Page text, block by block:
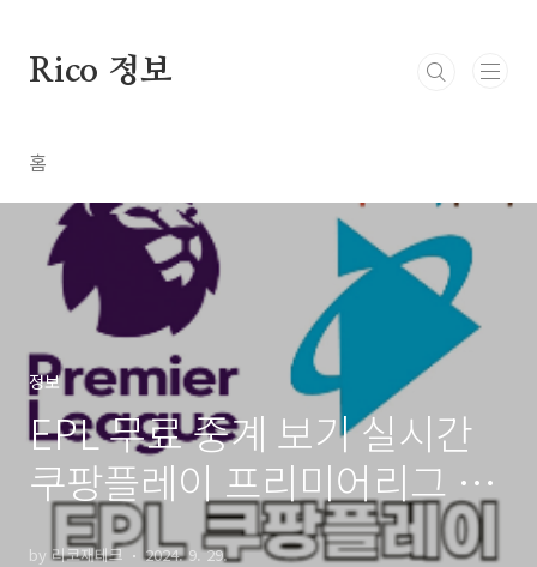
Rico 정보
홈
정보
EPL 무료 중계 보기 실시간
쿠팡플레이 프리미어리그 시
청 방법
by 리코재테크 2024. 9. 29.